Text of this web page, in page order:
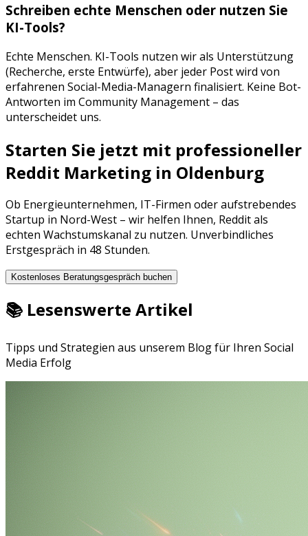
Schreiben echte Menschen oder nutzen Sie
KI-Tools?
Echte Menschen. KI-Tools nutzen wir als Unterstützung
(Recherche, erste Entwürfe), aber jeder Post wird von
erfahrenen Social-Media-Managern finalisiert. Keine Bot-
Antworten im Community Management – das
unterscheidet uns.
Starten Sie jetzt mit professioneller
Reddit Marketing in Oldenburg
Ob Energieunternehmen, IT-Firmen oder aufstrebendes
Startup in Nord-West – wir helfen Ihnen, Redditals
echten Wachstumskanal zu nutzen. Unverbindliches
Erstgespräch in 48 Stunden.
Kostenloses Beratungsgespräch buchen
📚 Lesenswerte Artikel
Tipps und Strategien aus unserem Blog für Ihren Social
Media Erfolg